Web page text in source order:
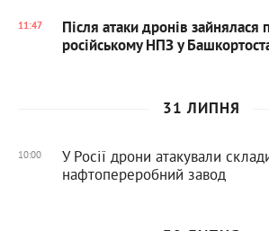
11:47
Після атаки дронів
російському НПЗ у
31 ЛИПНЯ
10:00
У Росії дрони атакували
нафтопереробний завод